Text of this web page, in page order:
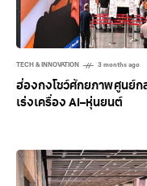
TECH & INNOVATION 3 months ago
ฮ่องกงโชว์ศักยภาพศูนย์ก
เร่งเครื่อง AI–หุ่นยนต์